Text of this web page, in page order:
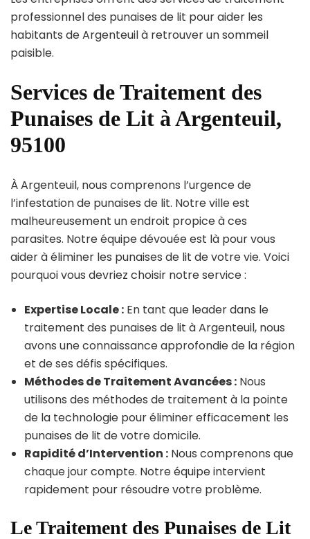
professionnel des punaises de lit pour aider les
habitants de Argenteuil à retrouver un sommeil
paisible.
Services de Traitement des
Punaises de Lit à Argenteuil,
95100
À Argenteuil, nous comprenons l’urgence de
l’infestation de punaises de lit. Notre ville est
malheureusement un endroit propice à ces
parasites. Notre équipe dévouée est là pour vous
aider à éliminer les punaises de lit de votre vie. Voici
pourquoi vous devriez choisir notre service :
Expertise Locale : En tant que leader dans le
traitement des punaises de lit à Argenteuil, nous
avons une connaissance approfondie de la région
et de ses défis spécifiques.
Méthodes de Traitement Avancées : Nous
utilisons des méthodes de traitement à la pointe
de la technologie pour éliminer efficacement les
punaises de lit de votre domicile.
Rapidité d’Intervention : Nous comprenons que
chaque jour compte. Notre équipe intervient
rapidement pour résoudre votre problème.
Le Traitement des Punaises de Lit